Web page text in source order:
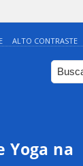
ALTO CONTRASTE
Yoga na